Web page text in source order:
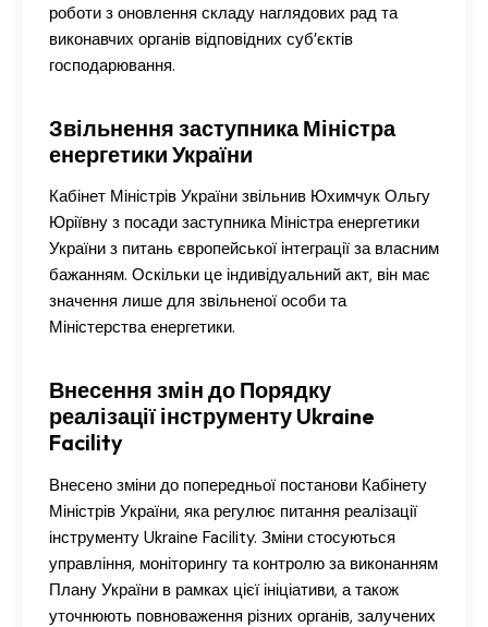
роботи з оновлення складу наглядових рад та
виконавчих органів відповідних суб’єктів
господарювання.
Звільнення заступника Міністра
енергетики України
Кабінет Міністрів України звільнив Юхимчук Ольгу
Юріївну з посади заступника Міністра енергетики
України з питань європейської інтеграції за власним
бажанням. Оскільки це індивідуальний акт, він має
значення лише для звільненої особи та
Міністерства енергетики.
Внесення змін до Порядку
реалізації інструменту Ukraine
Facility
Внесено зміни до попередньої постанови Кабінету
Міністрів України, яка регулює питання реалізації
інструменту Ukraine Facility. Зміни стосуються
управління, моніторингу та контролю за виконанням
Плану України в рамках цієї ініціативи, а також
уточнюють повноваження різних органів, залучених